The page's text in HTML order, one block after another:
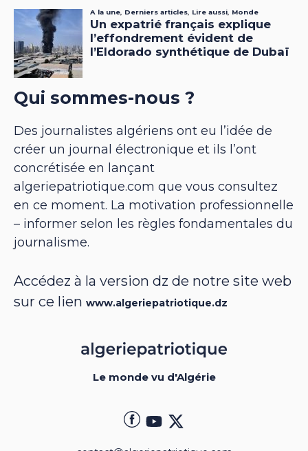
Qui sommes-nous ?
Des journalistes algériens ont eu l’idée de
créer un journal électronique et ils l’ont
concrétisée en lançant
algeriepatriotique.com que vous consultez
en ce moment. La motivation professionnelle
– informer selon les règles fondamentales du
journalisme.
Accédez à la version dz de notre site web
sur ce lien www.algeriepatriotique.dz
Le monde vu d'Algérie